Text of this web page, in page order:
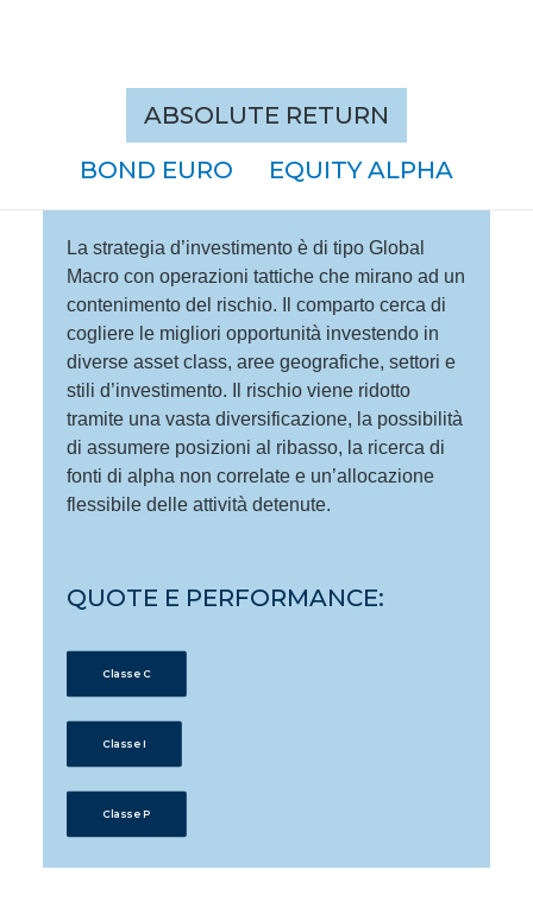
ABSOLUTE RETURN
BOND EURO
EQUITY ALPHA
La strategia d’investimento è di tipo Global
Macro con operazioni tattiche che mirano ad un
contenimento del rischio. Il comparto cerca di
cogliere le migliori opportunità investendo in
diverse asset class, aree geografiche, settori e
stili d’investimento. Il rischio viene ridotto
tramite una vasta diversificazione, la possibilità
di assumere posizioni al ribasso, la ricerca di
fonti di alpha non correlate e un’allocazione
flessibile delle attività detenute.
QUOTE E PERFORMANCE:
Classe C
Classe I
Classe P